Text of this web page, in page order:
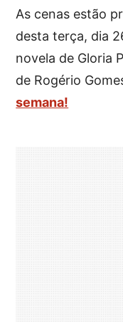
As cenas estão
desta terça, dia
novela de Gloria
de Rogério
semana!